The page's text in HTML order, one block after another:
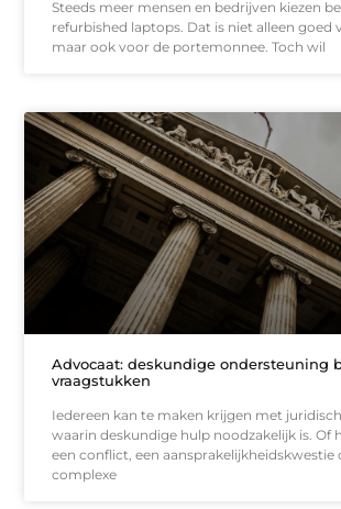
Steeds meer mensen en bedrijven kiezen
refurbished laptops. Dat is niet alleen goed
maar ook voor de portemonnee. Toch wil
Advocaat: deskundige ondersteuning
vraagstukken
Iedereen kan te maken krijgen met
waarin deskundige hulp noodzakelijk is. Of
een conflict, een aansprakelijkheidskwestie
complexe